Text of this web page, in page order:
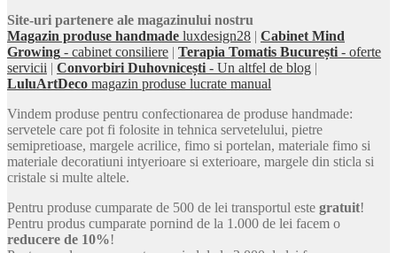
Site-uri partenere ale magazinului nostru
Magazin produse handmade luxdesign28 | Cabinet Mind
Growing - cabinet consiliere | Terapia Tomatis București - oferte
servicii | Convorbiri Duhovnicești - Un altfel de blog |
LuluArtDeco magazin produse lucrate manual
Vindem produse pentru confectionarea de produse handmade:
servetele care pot fi folosite in tehnica servetelului, pietre
semipretioase, margele acrilice, fimo si portelan, materiale fimo si
materiale decoratiuni intyerioare si exterioare, margele din sticla si
cristale si multe altele.
Pentru produse cumparate de 500 de lei transportul este gratuit!
Pentru produs cumparate pornind de la 1.000 de lei facem o
reducere de 10%!